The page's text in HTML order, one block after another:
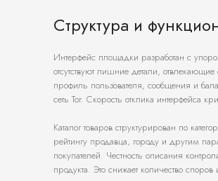
Структура и
Интерфейс площадки разработан с
отсутствуют лишние детали,
профиль пользователя, сообщения и
сеть Tor. Скорость отклика интерфейса
Каталог товаров структурирован по
рейтингу продавца, городу и другим
покупателей. Честность описания
продукта. Это снижает количество